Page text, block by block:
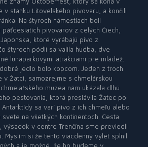
v stánku Litovelského pivovaru, a končili
Na štyroch námestiach boli
pivovarov z celých Čiech,
ktoré vyrábajú pivo z
štyroch pódií sa valila hudba, dve
lunaparkovými atrakciami pre mládež.
jedlo bolo kopcom. Jeden z troch
v Žatci, samozrejme s chmelárskou
muzea nám ukázala dlhú
pestovania, ktorá preslávila Žatec po
sa varí pivo z ich chmeľu alebo
na všetkých kontinentoch. Cesta
výsadok v centre Trenčína sme previedli
Myslím si že tento viacdenný výlet splnil